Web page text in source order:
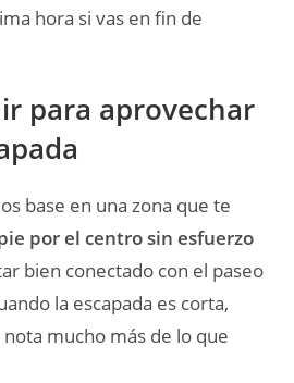
a provincia y playa,
primera vez Alicante ciudad
base.
preparar tu próxima